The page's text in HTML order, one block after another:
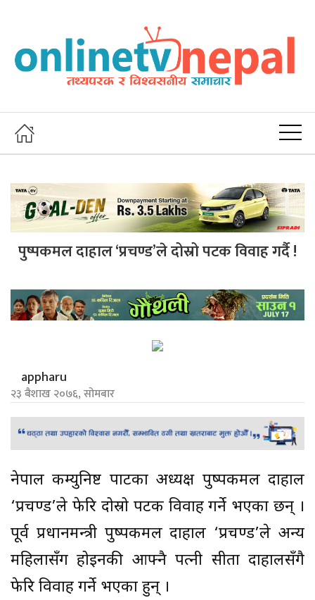
पुष्पकमल दाहाल ‘प्रचण्ड’ले दोस्रो पटक विवाह गर्दै !
appharu
२३ बैशाख २०७६, सोमबार
नेपाल कम्युनिष्ट पार्टीका अध्यक्ष पुष्पकमल दाहाल
‘प्रचण्ड’ले फेरि दोस्रो पटक विवाह गर्ने भएका छन् ।
पूर्व प्रधानमन्त्री पुष्पकमल दाहाल ‘प्रचण्ड’ले अन्य
महिलासँग होइनकी आफ्नै पत्नी सीता दाहालसँगै
फेरि विवाह गर्ने भएका हुन् ।